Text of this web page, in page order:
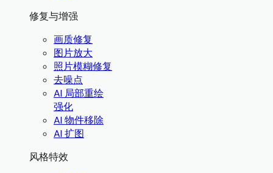
修复与增强
画质修复
图片放大
照片模糊修复
去噪点
AI 局部重绘
强化
AI 物件移除
AI 扩图
风格特效